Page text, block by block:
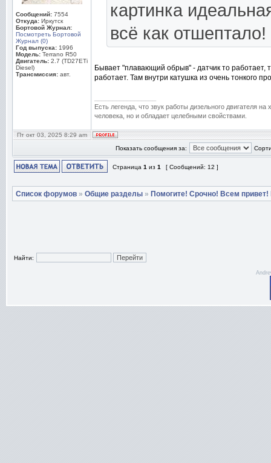
Сообщений: 7554
Откуда: Иркутск
Бортовой Журнал:
Посмотреть Бортовой
Журнал (0)
Год выпуска: 1996
Модель: Terrano R50
Двигатель: 2.7 (TD27ETi
Diesel)
Трансмиссия: авт.
картинка
всё как отшептало!
Бывает "плавающий обрыв" - датчик то работает,
работает. Там внутри катушка из очень тонкого
Есть легенда, что звук работы дизельного двигателя
человека, но и обладает целебными свойствами.
Пт окт 03, 2025 8:29 am
Показать сообщения за:
Страница 1 из 1 [ Сообщений: 12 ]
Список форумов » Общие разделы » Помогите! Срочно! Всем
Найти: